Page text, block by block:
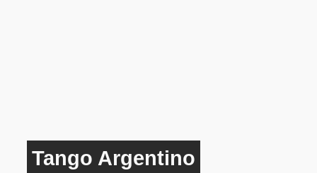
Tango Argentino